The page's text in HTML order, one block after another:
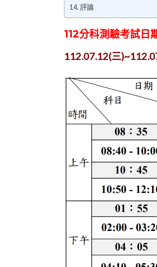
評論
112分科測驗考試日
112.07.12(三